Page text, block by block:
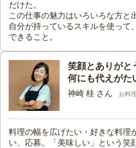
だけた。
この仕事の魅力はいろいろな方と
自分が持っているスキルを使って
できること。
笑顔とありがと
何にも代えがた
神崎 桂 さん お料
料理の幅を広げたい・好きな料理
い、応募。「美味しい」という笑